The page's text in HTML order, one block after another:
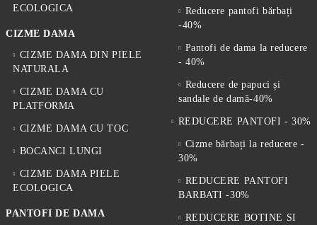
ECOLOGICA
CIZME DAMA
CIZME DAMA DIN PIELE
NATURALA
CIZME DAMA CU
PLATFORMA
CIZME DAMA CU TOC
BOCANCI LUNGI
CIZME DAMA PIELE
ECOLOGICA
PANTOFI DE DAMA
Reducere pantofi bărbați
-40%
Pantofi de dama la reducere
- 40%
Reducere de papuci și
sandale de damă-40%
REDUCERE PANTOFI - 30%
Cizme bărbați la reducere -
30%
REDUCERE PANTOFI
BARBATI -30%
REDUCERE BOTINE SI